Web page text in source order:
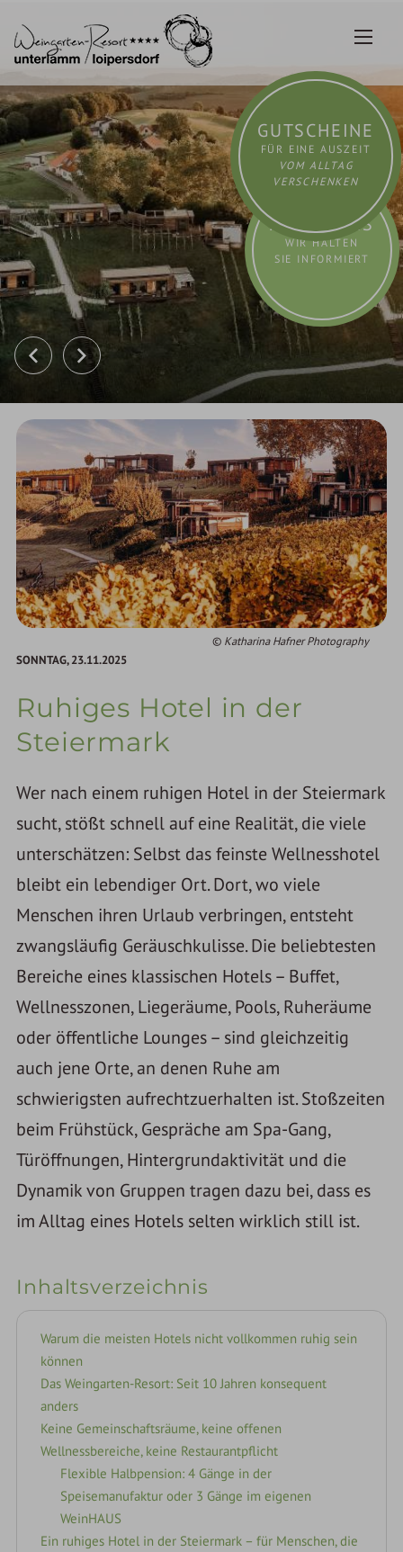
Inhalt
springen
GUTSCHEINE
FÜR EINE AUSZEIT
VOM ALLTAG
VERSCHENKEN
AKTUELLES
WIR HALTEN
SIE INFORMIERT
Katharina Hafner Photography
SONNTAG,23.11.2025
Ruhiges Hotel in der
Steiermark
Wer nach einem ruhigen Hotel in der Steiermark
sucht, stößt schnell auf eine Realität, die viele
unterschätzen: Selbst das feinste Wellnesshotel
bleibt ein lebendiger Ort. Dort, wo viele
Menschen ihren Urlaub verbringen, entsteht
zwangsläufig Geräuschkulisse. Die beliebtesten
Bereiche eines klassischen Hotels – Buffet,
Wellnesszonen, Liegeräume, Pools, Ruheräume
oder öffentliche Lounges – sind gleichzeitig
auch jene Orte, an denen Ruhe am
schwierigsten aufrechtzuerhalten ist. Stoßzeiten
beim Frühstück, Gespräche am Spa-Gang,
Türöffnungen, Hintergrundaktivität und die
Dynamik von Gruppen tragen dazu bei, dass es
im Alltag eines Hotels selten wirklich still ist.
Inhaltsverzeichnis
Warum die meisten Hotels nicht vollkommen ruhig sein
können
Das Weingarten-Resort: Seit 10 Jahren konsequent
anders
Keine Gemeinschaftsräume, keine offenen
Wellnessbereiche, keine Restaurantpflicht
Flexible Halbpension: 4 Gänge in der
Speisemanufaktur oder 3 Gänge im eigenen
WeinHAUS
Ein ruhiges Hotel in der Steiermark – für Menschen, die